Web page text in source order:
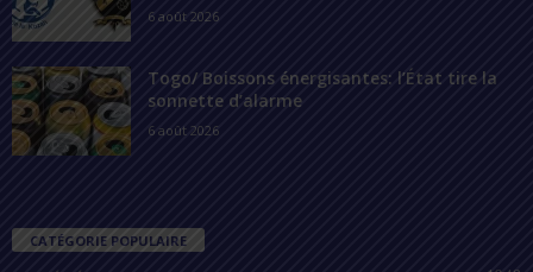
6 août 2026
Togo/ Boissons énergisantes: l’État tire la
sonnette d’alarme
6 août 2026
CATÉGORIE POPULAIRE